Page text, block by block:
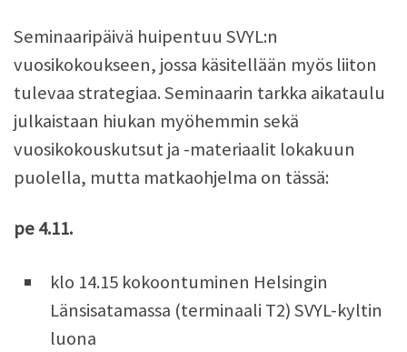
Seminaaripäivä huipentuu SVYL:n
vuosikokoukseen, jossa käsitellään myös liiton
tulevaa strategiaa. Seminaarin tarkka aikataulu
julkaistaan hiukan myöhemmin sekä
vuosikokouskutsut ja -materiaalit lokakuun
puolella, mutta matkaohjelma on tässä:
pe 4.11.
klo 14.15 kokoontuminen Helsingin
Länsisatamassa (terminaali T2) SVYL-kyltin
luona